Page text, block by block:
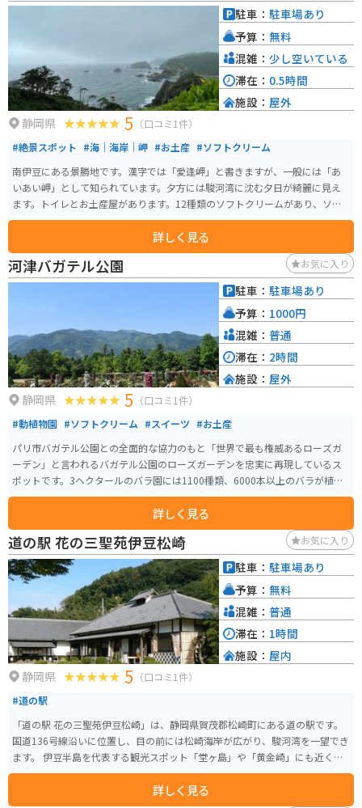
台、神社に着きます。神社に続く階段は急な階段になっています。
静岡県 5 （口コミ1件）
#絶景スポット #海｜海岸｜岬 #お土産 #ソフトクリーム
南伊豆にある景勝地です。漢字では「愛逢岬」と書きますが、一般には「あ
いあい岬」として知られています。夕方には駿河湾に沈む夕日が綺麗に見え
ます。トイレとお土産屋があります。12種類のソフトクリームがあり、ソフ
トクリーム好きのライダーにも人気のスポットになっています。
詳しく見る
駐車： 駐車場あり
予算： 無料
混雑： 少し空いている
滞在： 0.5時間
施設： 屋外
河津バガテル公園 お気に入り
静岡県 5 （口コミ1件）
#動植物園 #ソフトクリーム #スイーツ #お土産
パリ市バガテル公園との全面的な協力のもと「世界で最も権威あるローズガ
ーデン」と言われるバガテル公園のローズガーデンを忠実に再現しているス
ポットです。3ヘクタールのバラ園には1100種類、6000本以上のバラが植え
られており、ローズガーデンの幾何学的な造園の美しさを一望できる眺望塔
るオランジェリーや中心広場を取り囲んで工房、グッズショップ、カフェな
どが立ち並びます。バラだけでなく、多種の花も季節に応じて見ごろを迎え
ます。整然とした庭園は、花のハイシーズンももちろん、一年中楽しめる憩
いの場となっています。
詳しく見る
駐車： 駐車場あり
予算： 1000円
混雑： 普通
滞在： 2時間
施設： 屋外
道の駅 花の三聖苑伊豆松崎 お気に入り
静岡県 5 （口コミ1件）
#道の駅
「道の駅 花の三聖苑伊豆松崎」は、静岡県賀茂郡松崎町にある道の駅です。
国道136号線沿いに位置し、目の前には松崎海岸が広がり、駿河湾を一望でき
ます。 伊豆半島を代表する観光スポット「堂ヶ島」や「黄金崎」にも近く、
観光の拠点として最適です。また、周辺には温泉施設も多く、ツーリングで
疲れた体を癒すのにも最適です。バイクで訪れる際は、道の駅に併設された
詳しく見る
駐車： 駐車場あり
予算： 無料
混雑： 普通
滞在： 1時間
施設： 屋内